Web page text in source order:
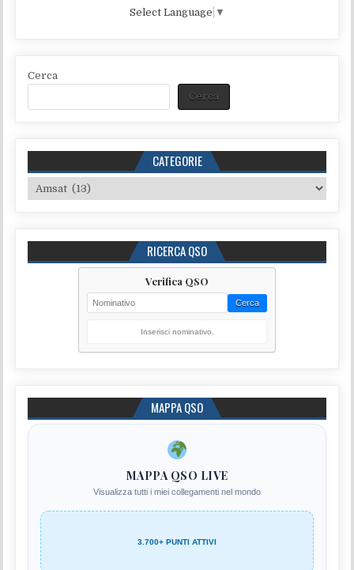
Select Language ▼
Cerca
Cerca
CATEGORIE
Categorie
RICERCA QSO
Verifica QSO
Cerca
Inserisci nominativo.
MAPPA QSO
MAPPA QSO LIVE
Visualizza tutti i miei collegamenti nel mondo
3.700+ PUNTI ATTIVI